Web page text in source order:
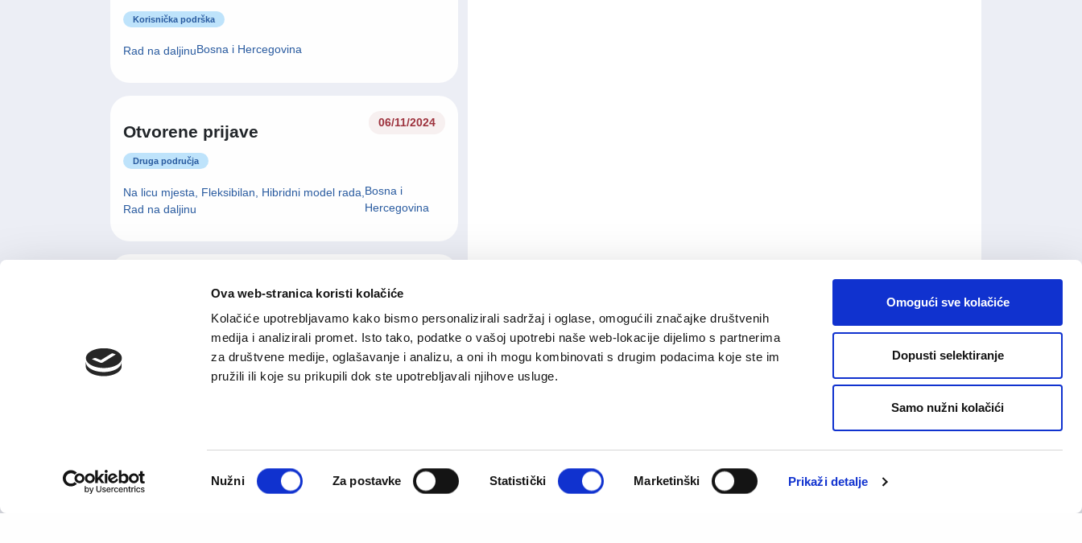
Ova web-stranica koristi kolačiće
Kolačiće upotrebljavamo kako bismo personalizirali sadržaj i oglase, omogućili značajke društvenih
medija i analizirali promet. Isto tako, podatke o vašoj upotrebi naše web-lokacije dijelimo s partnerima
za društvene medije, oglašavanje i analizu, a oni ih mogu kombinovati s drugim podacima koje ste im
pružili ili koje su prikupili dok ste upotrebljavali njihove usluge.
Selection
Nužni Za postavke Statistički Marketinški Prikaži detalje
Omogući sve kolačiće
Dopusti selektiranje
Samo nužni kolačići
Korisnička podrška
Rad na daljinuBosna i Hercegovina
Otvorene prijave
06/11/2024
Druga područja
Na licu mjesta, Fleksibilan, Hibridni model rada,
Rad na daljinu
Bosna i
Hercegovina
Supervizor skladišta
Logistika i skladištenje
Na licu mjesta